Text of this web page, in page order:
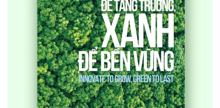
BÁO CÁO “SÁNG TẠO ĐỂ TĂNG
TRƯỞNG, XANH ĐỂ BỀN VỮNG” 2026